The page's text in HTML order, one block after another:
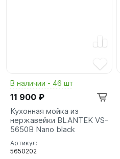
В наличии - 46 шт
11 900 ₽
Кухонная мойка из
нержавейки BLANTEK VS-
5650B Nano black
Артикул:
5650202